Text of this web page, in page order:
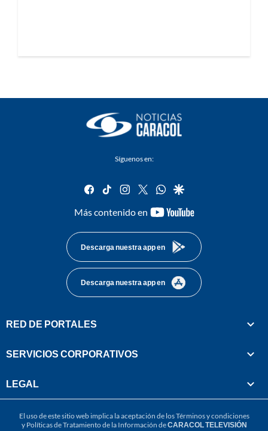
Síguenos en:
facebook
tiktok instagram
twitterwhatsapp
google
Más contenido en
youtube-
Descarga nuestra app en
Descarga nuestra app en
RED DE PORTALES
SERVICIOS CORPORATIVOS
LEGAL
El uso de este sitio web implica la aceptación de losTérminos y condiciones
y Políticas de Tratamiento de la Información deCARACOL TELEVISIÓN